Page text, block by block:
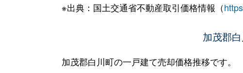
※出典：国土交通省不動産取引価格情報（
加茂郡
加茂郡白川町の一戸建て売却価格推移です。